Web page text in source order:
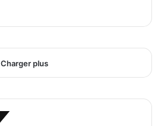
Charger plus